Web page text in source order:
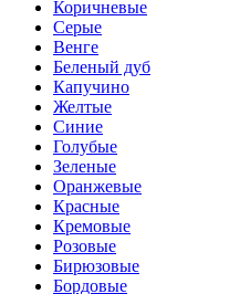
Коричневые
Серые
Венге
Беленый дуб
Капучино
Желтые
Синие
Голубые
Зеленые
Оранжевые
Красные
Кремовые
Розовые
Бирюзовые
Бордовые